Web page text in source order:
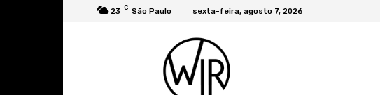
23 C São Paulo sexta-feira, agosto 7, 2026